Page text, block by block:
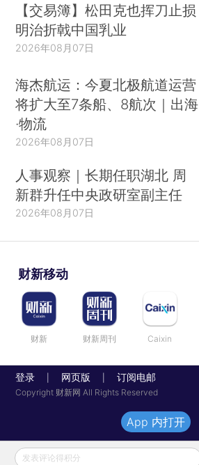
【交易簿】松田克也挥刀止损
明治折戟中国乳业
2026年08月07日
海杰航运：今夏北极航道运营
将扩大至7条船、8航次｜出海
·物流
2026年08月07日
人事观察｜长期任职湖北 周
新群升任中央政研室副主任
2026年08月07日
财新移动
财新 财新周刊 Caixin
登录 网页版 订阅电邮
Copyright 财新网 All Rights Reserved
发表评论得积分
App 内打开